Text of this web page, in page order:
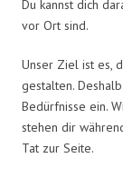
Du kannst dich
vor Ort sind.
Unser Ziel ist es,
gestalten.
Bedürfnisse ein.
stehen dir
Tat zur Seite.